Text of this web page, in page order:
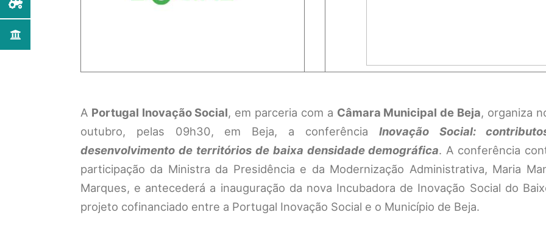
A Portugal Inovação Social, em parceria com a Câmara Municipal de Beja, organiza
outubro, pelas 09h30, em Beja, a conferência Inovação Social:
desenvolvimento de territórios de baixa densidade demográfica. A conferência
participação da Ministra da Presidência e da Modernização Administrativa, Maria
Marques, e antecederá a inauguração da nova Incubadora de Inovação Social do
projeto cofinanciado entre a Portugal Inovação Social e o Município de Beja.